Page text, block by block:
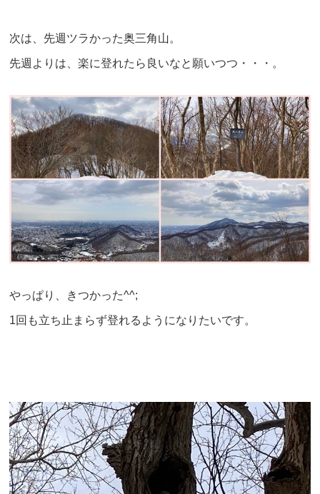
次は、先週ツラかった奥三角山。
先週よりは、楽に登れたら良いなと願いつつ・・・。
やっぱり、きつかった^^;
1回も立ち止まらず登れるようになりたいです。